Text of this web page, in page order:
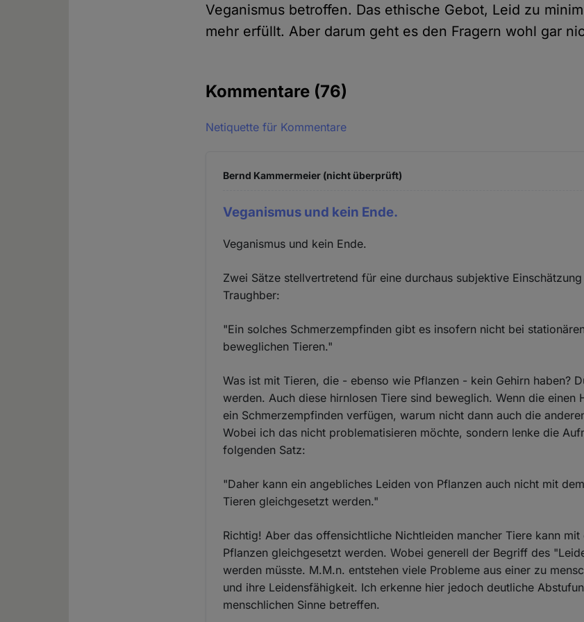
Veganismus betroffen. Das ethische Gebot, Leid zu
mehr erfüllt. Aber darum geht es den Fragern wohl gar
Kommentare (76)
Netiquette für Kommentare
Bernd Kammermeier (nicht überprüft)
Veganismus und kein Ende.
Veganismus und kein Ende.
Zwei Sätze stellvertretend für eine durchaus subjektive
Traughber:
"Ein solches Schmerzempfinden gibt es insofern nicht bei
beweglichen Tieren."
Was ist mit Tieren, die - ebenso wie Pflanzen - kein Gehirn haben?
werden. Auch diese hirnlosen Tiere sind beweglich. Wenn die einen
ein Schmerzempfinden verfügen, warum nicht dann auch die
Wobei ich das nicht problematisieren möchte, sondern lenke die
folgenden Satz:
"Daher kann ein angebliches Leiden von Pflanzen auch nicht mit
Tieren gleichgesetzt werden."
Richtig! Aber das offensichtliche Nichtleiden mancher Tiere kann
Pflanzen gleichgesetzt werden. Wobei generell der Begriff des
werden müsste. M.M.n. entstehen viele Probleme aus einer zu
und ihre Leidensfähigkeit. Ich erkenne hier jedoch deutliche
menschlichen Sinne betreffen.